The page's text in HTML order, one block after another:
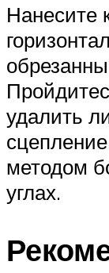
Нанесите
удалить
методом
углах.